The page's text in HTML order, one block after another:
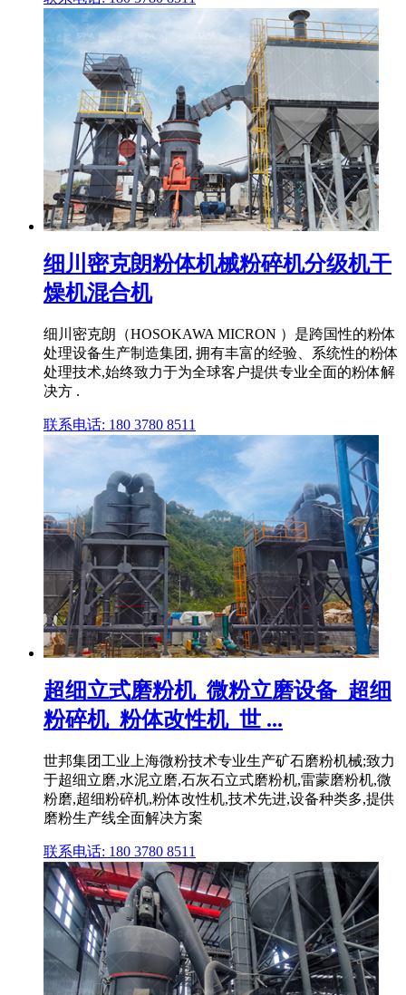
细川密克朗粉体机械粉碎机分级机干
燥机混合机
细川密克朗（HOSOKAWA MICRON ）是跨国性的粉体
处理设备生产制造集团, 拥有丰富的经验、系统性的粉体
处理技术,始终致力于为全球客户提供专业全面的粉体解
决方 .
联系电话: 180 3780 8511
超细立式磨粉机_微粉立磨设备_超细
粉碎机_粉体改性机_世 ...
世邦集团工业上海微粉技术专业生产矿石磨粉机械;致力
于超细立磨,水泥立磨,石灰石立式磨粉机,雷蒙磨粉机,微
粉磨,超细粉碎机,粉体改性机,技术先进,设备种类多,提供
磨粉生产线全面解决方案
联系电话: 180 3780 8511